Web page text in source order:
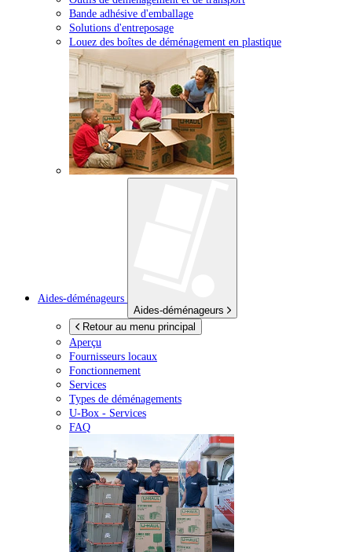
Bande adhésive d'emballage
Solutions d'entreposage
Louez des boîtes de déménagement en plastique
Aides-déménageurs
Aides-déménageurs
Retour au menu principal
Aperçu
Fournisseurs locaux
Fonctionnement
Services
Types de déménagements
U-Box - Services
FAQ